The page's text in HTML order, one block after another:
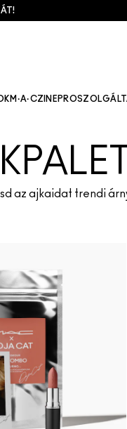
M·A·CZINE PRO
az ajkaidat trendi